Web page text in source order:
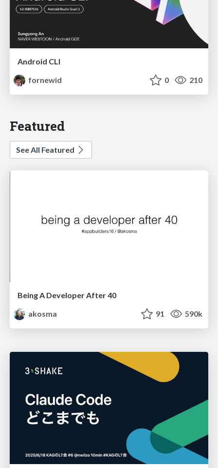
Android CLI
fornewid
0 210
Featured
See All Featured
Being A Developer After 40
akosma
91 590k